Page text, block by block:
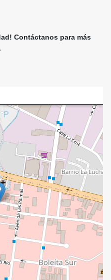
Contáctanos para más